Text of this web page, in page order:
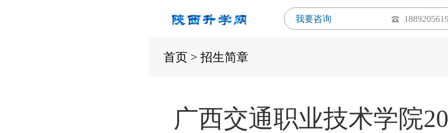
我要咨询
首页 > 招生简章
广西交通职业技术学院